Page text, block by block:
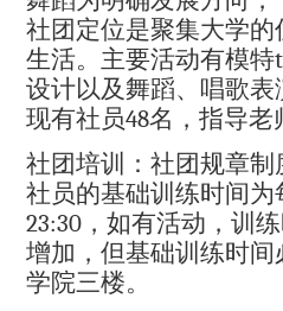
社团定位是聚集大学
生活。主要活动有模特t
设计以及舞蹈、唱歌
现有社员48名，指导老
社团培训：社团规章
社员的基础训练时间为
23:30 ，如有活动，训
增加，但基础训练时
学院三楼。